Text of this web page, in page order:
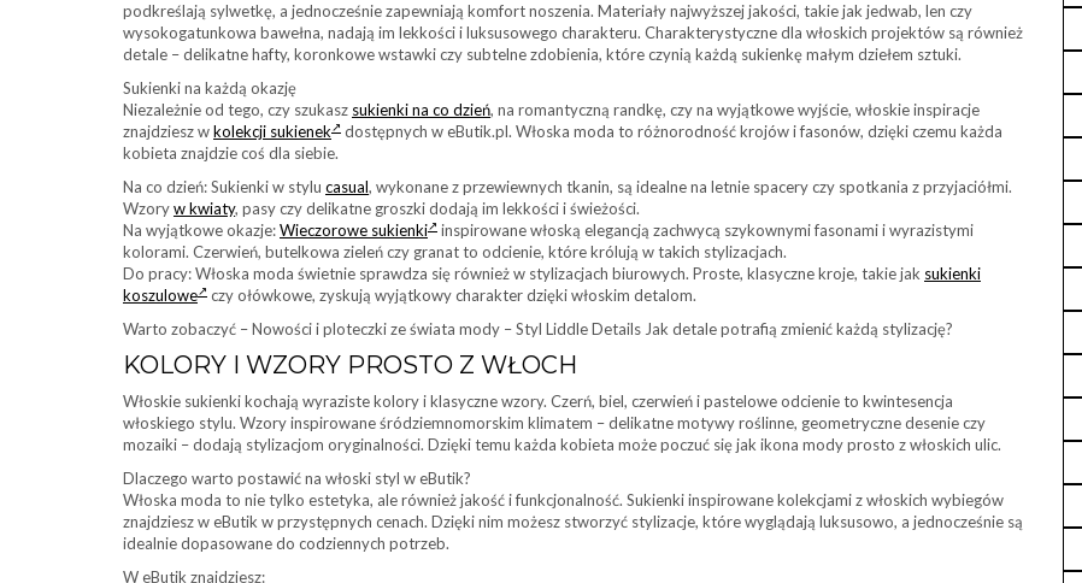
podkreślają sylwetkę, a jednocześnie zapewniają komfort noszenia. Materiały najwyższej jakości, takie jak jedwab, len czy
wysokogatunkowa bawełna, nadają im lekkości i luksusowego charakteru. Charakterystyczne dla włoskich projektów są również
detale – delikatne hafty, koronkowe wstawki czy subtelne zdobienia, które czynią każdą sukienkę małym dziełem sztuki.
Sukienki na każdą okazję
Niezależnie od tego, czy szukasz sukienki na co dzień, na romantyczną randkę, czy na wyjątkowe wyjście, włoskie inspiracje
znajdziesz wkolekcji sukienek
dostępnych w eButik.pl. Włoska moda to różnorodność krojów i fasonów, dzięki czemu każda
kobieta znajdzie coś dla siebie.
Na co dzień: Sukienki w stylu casual, wykonane z przewiewnych tkanin, są idealne na letnie spacery czy spotkania z przyjaciółmi.
Wzoryw kwiaty, pasy czy delikatne groszki dodają im lekkości i świeżości.
Na wyjątkowe okazje:Wieczorowe sukienki
inspirowane włoską elegancją zachwycą szykownymi fasonami i wyrazistymi
kolorami. Czerwień, butelkowa zieleń czy granat to odcienie, które królują w takich stylizacjach.
Do pracy: Włoska moda świetnie sprawdza się również w stylizacjach biurowych. Proste, klasyczne kroje, takie jak sukienki
koszulowe
czy ołówkowe, zyskują wyjątkowy charakter dzięki włoskim detalom.
Warto zobaczyć – Nowości i ploteczki ze świata mody – Styl Liddle Details Jak detale potrafią zmienić każdą stylizację?
KOLORY I WZORY PROSTO Z WŁOCH
Włoskie sukienki kochają wyraziste kolory i klasyczne wzory. Czerń, biel, czerwień i pastelowe odcienie to kwintesencja
włoskiego stylu. Wzory inspirowane śródziemnomorskim klimatem – delikatne motywy roślinne, geometryczne desenie czy
mozaiki – dodają stylizacjom oryginalności. Dzięki temu każda kobieta może poczuć się jak ikona mody prosto z włoskich ulic.
Dlaczego warto postawić na włoski styl w eButik?
Włoska moda to nie tylko estetyka, ale również jakość i funkcjonalność. Sukienki inspirowane kolekcjami z włoskich wybiegów
znajdziesz w eButik w przystępnych cenach. Dzięki nim możesz stworzyć stylizacje, które wyglądają luksusowo, a jednocześnie są
idealnie dopasowane do codziennych potrzeb.
W eButik znajdziesz: